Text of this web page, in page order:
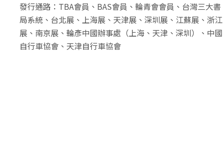
發行通路：TBA會員、BAS會員、輪青會會員、台灣三大書
局系統、台北展、上海展、天津展、深圳展、江蘇展、浙江
展、南京展、輪彥中國辦事處（上海、天津、深圳）、中國
自行車協會、天津自行車協會